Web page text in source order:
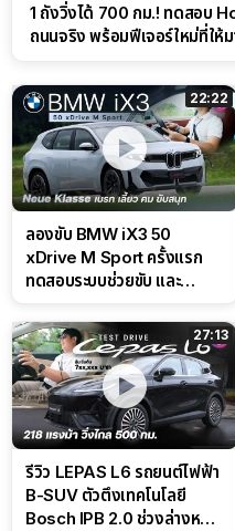
1 ถังวิ่งได้ 700 กม.! ทดสอบ
ถนนจริง พร้อมฟีเจอร์ใหม่ที่ให้
22:22
ลองขับ BMW iX3 50
xDrive M Sport ครั้งแรก
ทดสอบระบบช่วยขับ และ
สนาม
27:13
รีวิว LEPAS L6 รถยนต์ไฟฟ้า
B-SUV ตัวตึงเทคโนโลยี
Bosch IPB 2.0 ช่วงล่างหนึบ